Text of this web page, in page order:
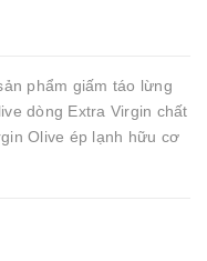
phẩm giấm táo lừng
dòng Extra Virgin chất
Olive ép lạnh hữu cơ